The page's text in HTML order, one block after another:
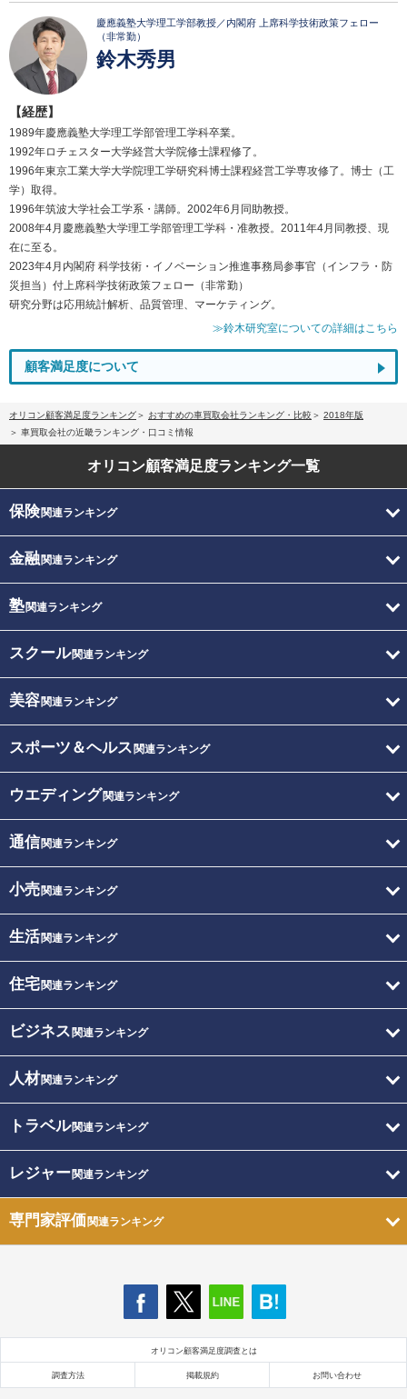
慶應義塾大学理工学部教授／内閣府 上席科学技術政策フェロー
（非常勤）
鈴木秀男
【経歴】
1989年慶應義塾大学理工学部管理工学科卒業。
1992年ロチェスター大学経営大学院修士課程修了。
1996年東京工業大学大学院理工学研究科博士課程経営工学専攻修了。博士（工
学）取得。
1996年筑波大学社会工学系・講師。2002年6月同助教授。
2008年4月慶應義塾大学理工学部管理工学科・准教授。2011年4月同教授、現
在に至る。
2023年4月内閣府 科学技術・イノベーション推進事務局参事官（インフラ・防
災担当）付上席科学技術政策フェロー（非常勤）
研究分野は応用統計解析、品質管理、マーケティング。
≫鈴木研究室についての詳細はこちら
顧客満足度について
オリコン顧客満足度ランキング おすすめの車買取会社ランキング・比較
2018年版
車買取会社の近畿ランキング・口コミ情報
オリコン顧客満足度ランキング一覧
保険関連ランキング
金融関連ランキング
塾関連ランキング
スクール関連ランキング
美容関連ランキング
スポーツ＆ヘルス 関連ランキング
ウエディング関連ランキング
通信関連ランキング
小売関連ランキング
生活関連ランキング
住宅関連ランキング
ビジネス 関連ランキング
人材関連ランキング
トラベル関連ランキング
レジャー関連ランキング
専門家評価関連ランキング
オリコン顧客満足度調査とは
調査方法 掲載規約 お問い合わせ